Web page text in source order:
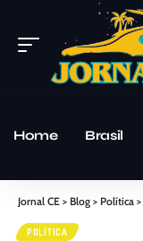
Home Brasil
Jornal CE > Blog > Política >
POLÍTICA